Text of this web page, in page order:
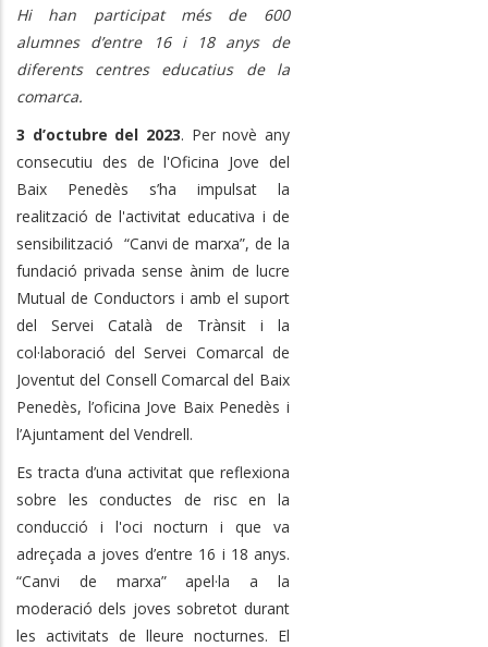
Hi han participat més de 600
alumnes d’entre 16 i 18 anys de
diferents centres educatius de la
comarca.
3 d’octubre del 2023. Per novè any
consecutiu des de l'Oficina Jove del
Baix Penedès s’ha impulsat la
realització de l'activitat educativa i de
sensibilització “Canvi de marxa”, de la
fundació privada sense ànim de lucre
Mutual de Conductors i amb el suport
del Servei Català de Trànsit i la
col·laboració del Servei Comarcal de
Joventut del Consell Comarcal del Baix
Penedès, l’oficina Jove Baix Penedès i
l’Ajuntament del Vendrell.
Es tracta d’una activitat que reflexiona
sobre les conductes de risc en la
conducció i l'oci nocturn i que va
adreçada a joves d’entre 16 i 18 anys.
“Canvi de marxa” apel·la a la
moderació dels joves sobretot durant
les activitats de lleure nocturnes. El